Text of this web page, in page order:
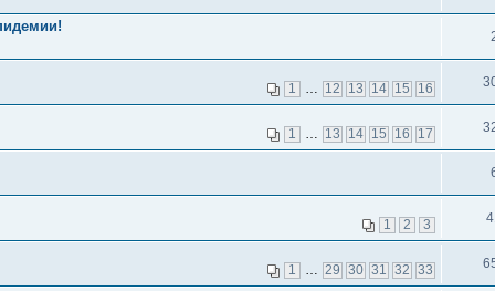
1 12 13 14 15 16
1 13 14 15 16 17
1 2 3
1 29 30 31 32 33